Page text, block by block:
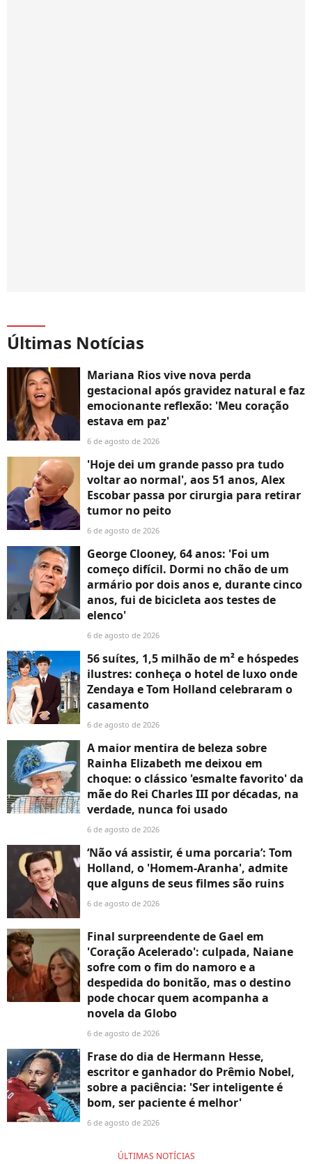
Últimas Notícias
Mariana Rios vive nova perda
gestacional após gravidez natural e faz
emocionante reflexão: 'Meu coração
estava em paz'
6 de agosto de 2026
'Hoje dei um grande passo pra tudo
voltar ao normal', aos 51 anos, Alex
Escobar passa por cirurgia para retirar
tumor no peito
6 de agosto de 2026
George Clooney, 64 anos: 'Foi um
começo difícil. Dormi no chão de um
armário por dois anos e, durante cinco
anos, fui de bicicleta aos testes de
elenco'
6 de agosto de 2026
56 suítes, 1,5 milhão de m² e hóspedes
ilustres: conheça o hotel de luxo onde
Zendaya e Tom Holland celebraram o
casamento
6 de agosto de 2026
A maior mentira de beleza sobre
Rainha Elizabeth me deixou em
choque: o clássico 'esmalte favorito' da
mãe do Rei Charles III por décadas, na
verdade, nunca foi usado
6 de agosto de 2026
‘Não vá assistir, é uma porcaria’: Tom
Holland, o 'Homem-Aranha', admite
que alguns de seus filmes são ruins
6 de agosto de 2026
Final surpreendente de Gael em
'Coração Acelerado': culpada, Naiane
sofre com o fim do namoro e a
despedida do bonitão, mas o destino
pode chocar quem acompanha a
novela da Globo
6 de agosto de 2026
Frase do dia de Hermann Hesse,
escritor e ganhador do Prêmio Nobel,
sobre a paciência: 'Ser inteligente é
bom, ser paciente é melhor'
6 de agosto de 2026
ÚLTIMAS NOTÍCIAS